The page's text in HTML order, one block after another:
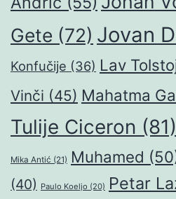
Gete (72) Jovan
Konfučije (36) Lav
Vinči (45) Mahatma
Tulije Ciceron (81)
Mika Antić (21) Muhamed
(40) Paulo Koeljo (20) Petar